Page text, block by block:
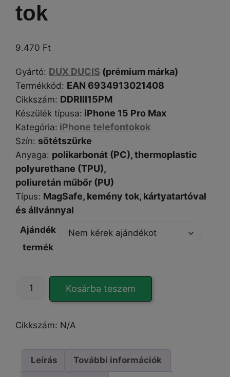
tok
9.470 Ft
Gyártó: DUX DUCIS (prémium márka)
Termékkód: EAN 6934913021408
Cikkszám: DDRIII15PM
Készülék típusa: iPhone 15 Pro Max
Kategória: iPhone telefontokok
Szín: sötétszürke
Anyaga: polikarbonát (PC),thermoplastic
polyurethane (TPU),
poliuretán műbőr (PU)
Típus: MagSafe, kemény tok, kártyatartóval
és állvánnyal
Ajándék
termék
DUCIS
II
Max
Kosárba teszem
Cikkszám: N/A
Leírás További információk